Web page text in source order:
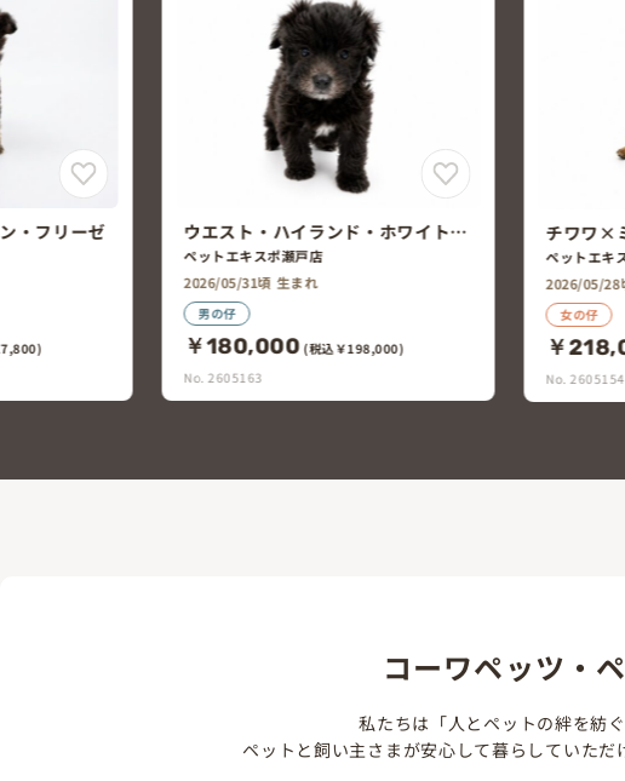
ホワイト・
チワワ×ミニチュア・ダックスフン
ト
ペットエキスポ豊橋汐田橋店
2026/05/28頃 生まれ
女の仔
￥218,000 (税込￥239,800)
No. 2605154
ポメラ
ペットコ
2026/05/
男の仔
￥
No. 2605149
コーワペッツ・
私たちは「人とペットの絆を紡
ペットと飼い主さまが安心して暮らしていただ